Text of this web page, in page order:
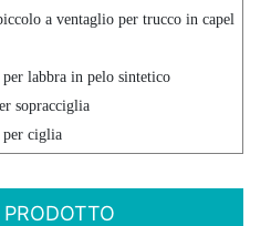
a ventaglio per trucco in capel
per labbra in pelo sintetico
sopracciglia
per ciglia